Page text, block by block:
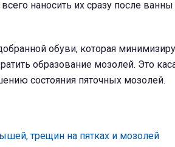
наносить их сразу после
обуви, которая
образование мозолей. Это
состояния пяточных мозолей.
трещин на пятках и мозолей